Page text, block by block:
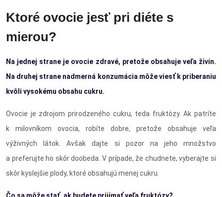
Ktoré ovocie jesť pri diéte s
mierou?
Na jednej strane je ovocie zdravé, pretože obsahuje veľa živín.
Na druhej strane nadmerná konzumácia môže viesť k priberaniu
kvôli vysokému obsahu cukru.
Ovocie je zdrojom prirodzeného cukru, teda fruktózy. Ak patríte
k milovníkom ovocia, robíte dobre, pretože obsahuje veľa
výživných látok. Avšak dajte si pozor na jeho množstvo
a preferujte ho skôr doobeda. V prípade, že chudnete, vyberajte si
skôr kyslejšie plody, ktoré obsahujú menej cukru.